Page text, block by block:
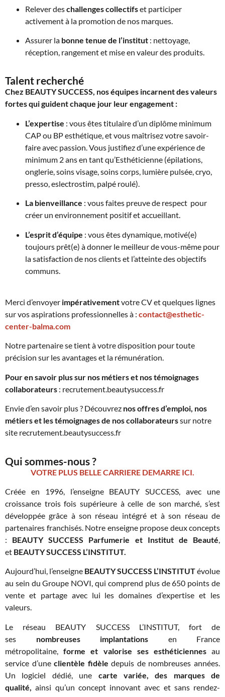
Relever deschallenges collectifset participer
activement à la promotion de nos marques.
Assurer la bonne tenue de l’institut : nettoyage,
réception, rangement et mise en valeur des produits.
Talent recherché
Chez BEAUTY SUCCESS, nos équipes incarnent des valeurs
fortes qui guident chaque jour leur engagement :
L’expertise : vous êtes titulaire d’un diplôme minimum
CAP ou BP esthétique, et vous maîtrisez votre savoir-
faire avec passion. Vous justifiez d’une expérience de
minimum 2 ans en tant qu’Esthéticienne (épilations,
onglerie, soins visage, soins corps, lumière pulsée, cryo,
presso, eslectrostim, palpé roulé).
La bienveillance : vous faites preuve de respect pour
créer un environnement positif et accueillant.
L’esprit d’équipe : vous êtes dynamique, motivé(e)
toujours prêt(e) à donner le meilleur de vous-même pour
la satisfaction de nos clients et l’atteinte des objectifs
communs.
Merci d’envoyer impérativementvotre CV et quelques lignes
sur vos aspirations professionnelles à : contact@esthetic-
center-balma.com
Notre partenaire se tient à votre disposition pour toute
précision sur les avantages et la rémunération.
Pour en savoir plus sur nos métiers et nos témoignages
collaborateurs : recrutement.beautysuccess.fr
Envie d’en savoir plus ? Découvrez nos offres d’emploi, nos
métiers et les témoignages de nos collaborateurssur notre
site recrutement.beautysuccess.fr
Qui sommes-nous ?
VOTRE PLUS BELLE CARRIERE DEMARRE ICI.
Créée en 1996, l’enseigne BEAUTY SUCCESS, avec une
croissance trois fois supérieure à celle de son marché, s’est
développée grâce à son réseau intégré et à son réseau de
partenaires franchisés. Notre enseigne propose deux concepts
: BEAUTY SUCCESS Parfumerie et Institut de Beauté,
et BEAUTY SUCCESS L’INSTITUT.
Aujourd’hui, l’enseigne BEAUTY SUCCESS L’INSTITUTévolue
au sein du Groupe NOVI, qui comprend plus de 650 points de
vente et partage avec lui les domaines d’expertise et les
valeurs.
Le réseau BEAUTY SUCCESS L’INSTITUT, fort de
ses nombreuses implantations en France
métropolitaine,forme et valorise ses esthéticiennesau
service d’uneclientèle fidèle depuis de nombreuses années.
Un logiciel dédié, une carte variée, des marques de
qualité,
ainsi qu’un concept innovant avec et sans rendez-